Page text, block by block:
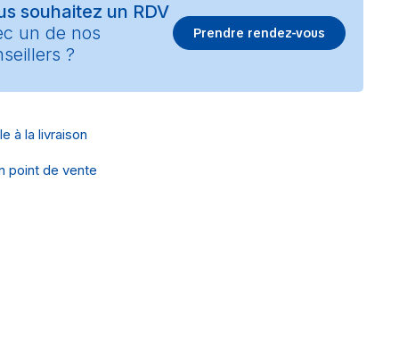
souhaitez un RDV
un de nos
?
Prendre rendez-vous
à la livraison
point de vente